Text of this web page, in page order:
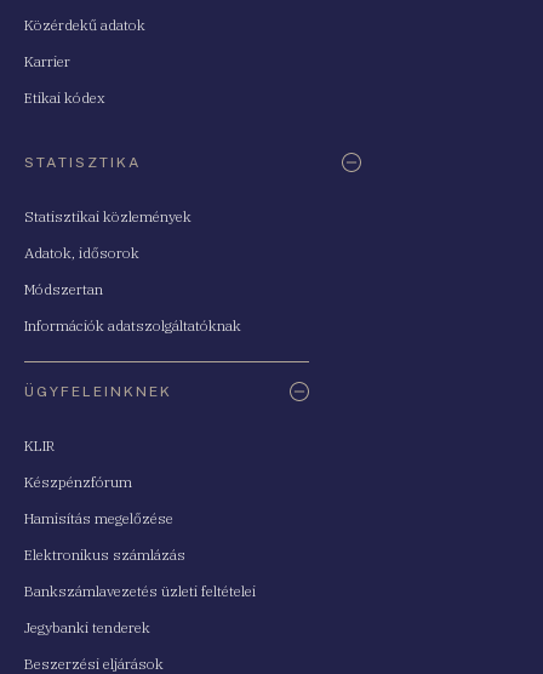
Közérdekű adatok
Karrier
Etikai kódex
STATISZTIKA
Statisztikai közlemények
Adatok, idősorok
Módszertan
Információk adatszolgáltatóknak
ÜGYFELEINKNEK
KLIR
Készpénzfórum
Hamisítás megelőzése
Elektronikus számlázás
Bankszámlavezetés üzleti feltételei
Jegybanki tenderek
Beszerzési eljárások